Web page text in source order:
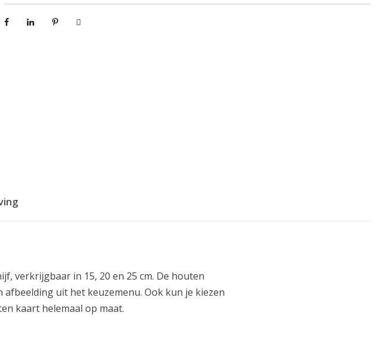
3
.
verkrijgbaar in 15, 20 en 25 cm. De houten
uit het keuzemenu. Ook kun je kiezen
kaart helemaal op maat.